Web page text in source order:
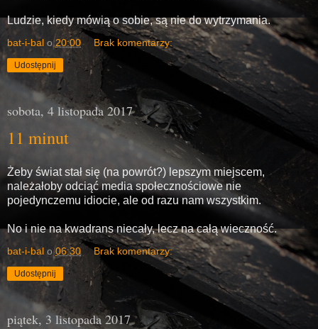
Ludzie, kiedy mówią o sobie, są nie do wytrzymania.
bat-i-bal o20:00 Brak komentarzy:
Udostępnij
sobota, 4 listopada 2017
11 minut
Żeby świat stał się (na powrót?) lepszym miejscem,
należałoby odciąć media społecznościowe nie
pojedynczemu idiocie, ale od razu nam wszystkim.
No i nie na kwadrans niecały, lecz na całą wieczność.
bat-i-bal o06:30 Brak komentarzy:
Udostępnij
piątek, 3 listopada 2017